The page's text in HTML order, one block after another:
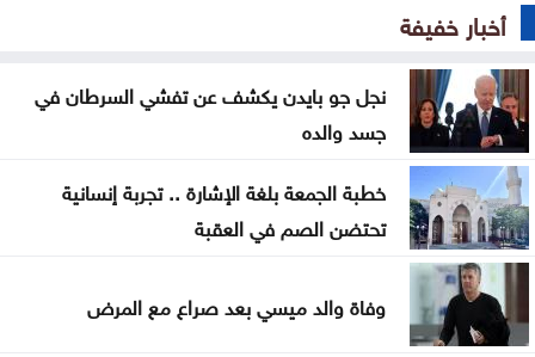
سيدات الجزائر يحققن إنجازا تاريخيا ببلوغ نصف نهائي
أمم إفريقيا
شقة مهجورة في الرصيفة تثير شكاوى السكان ..
تفاصيل
السعودية واليمن وقطر ترحب ببيان مجلس الأمن إزاء
هجمات الحوثيين
المنتخب الوطني ت 20 يتغلب على نظيره الكويتي وديا
أخبار خفيفة
نجل جو بايدن يكشف عن تفشي السرطان في
جسد والده
خطبة الجمعة بلغة الإشارة .. تجربة إنسانية
تحتضن الصم في العقبة
وفاة والد ميسي بعد صراع مع المرض